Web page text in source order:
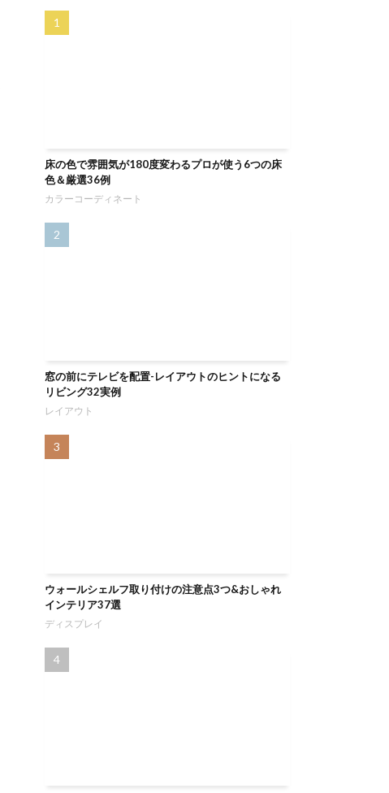
床の色で雰囲気が180度変わるプロが使う6つの床
色＆厳選36例
カラーコーディネート
窓の前にテレビを配置-レイアウトのヒントになる
リビング32実例
レイアウト
ウォールシェルフ取り付けの注意点3つ&おしゃれ
インテリア37選
ディスプレイ